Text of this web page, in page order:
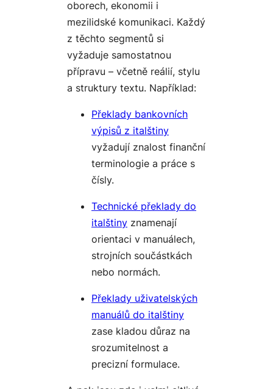
oborech, ekonomii i
mezilidské komunikaci. Každý
z těchto segmentů si
vyžaduje samostatnou
přípravu – včetně reálií, stylu
a struktury textu. Například:
Překlady bankovních
výpisů z italštiny
vyžadují znalost finanční
terminologie a práce s
čísly.
Technické překlady do
italštiny znamenají
orientaci v manuálech,
strojních součástkách
nebo normách.
Překlady uživatelských
manuálů do italštiny
zase kladou důraz na
srozumitelnost a
precizní formulace.